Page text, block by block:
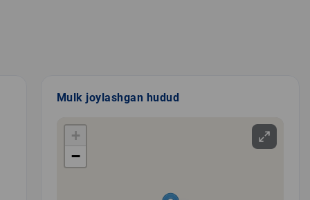
Mulk joylashgan hudud
+
−